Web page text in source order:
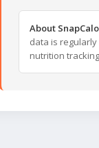
About
data is
nutrition